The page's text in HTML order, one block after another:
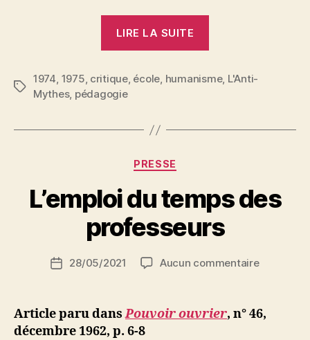
LIRE LA SUITE
pas
Étiquettes
1974, 1975, critique, école, humanisme, L'Anti-
Mythes, pédagogie
Catégories
PRESSE
L’emploi du temps des
professeurs
de
a
S
N
ji
b
Date28/05/2021 Aucun commentairesur
temps
des
Article paru dansPouvoir ouvrier, n° 46,
décembre 1962, p. 6-8